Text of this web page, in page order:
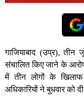
गाजियाबाद (उप्र), तीन
संचालित किए जाने के
में तीन लोगों के खिलाफ
अधिकारियों ने बुधवार को